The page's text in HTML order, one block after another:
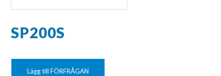
SP200S
Lägg till FÖRFRÅGAN